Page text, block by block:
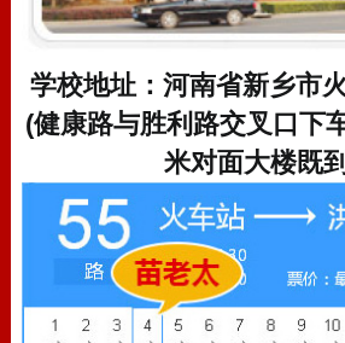
学校地址：河南省新乡市
(健康路与胜利路交叉口下
米对面大楼既到